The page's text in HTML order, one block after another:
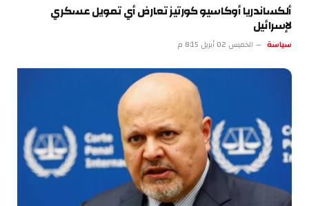
ألكساندريا أوكاسيو كورتيز تعارض أي تمويل عسكري
لإسرائيل
سياسة الخميس 02 أبريل 8:15 م